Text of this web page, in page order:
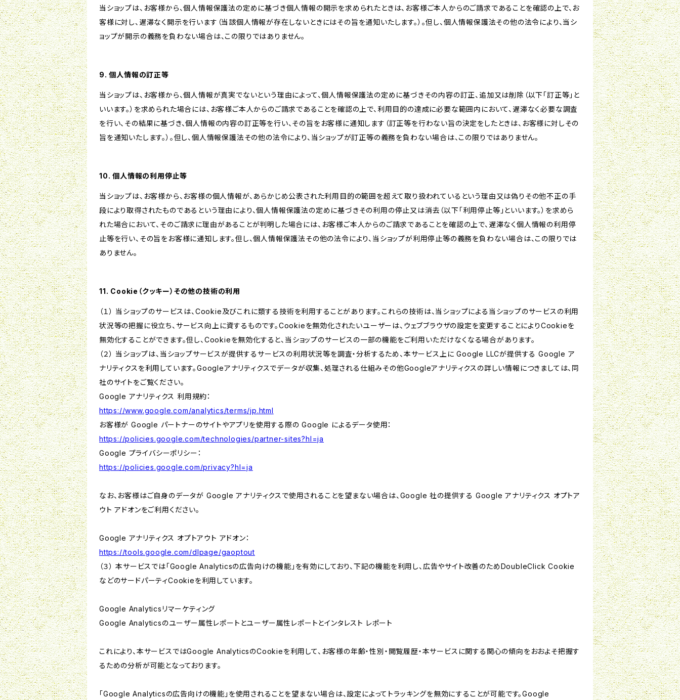
当ショップは、お客様から、個人情報保護法の定めに基づき個人情報の開示を求められたときは、お客様ご本人からのご請求であることを確認の上で、お
客様に対し、遅滞なく開示を行います（当該個人情報が存在しないときにはその旨を通知いたします。）。但し、個人情報保護法その他の法令により、当シ
ョップが開示の義務を負わない場合は、この限りではありません。
9. 個人情報の訂正等
当ショップは、お客様から、個人情報が真実でないという理由によって、個人情報保護法の定めに基づきその内容の訂正、追加又は削除（以下「訂正等」と
いいます。）を求められた場合には、お客様ご本人からのご請求であることを確認の上で、利用目的の達成に必要な範囲内において、遅滞なく必要な調査
を行い、その結果に基づき、個人情報の内容の訂正等を行い、その旨をお客様に通知します（訂正等を行わない旨の決定をしたときは、お客様に対しその
旨を通知いたします。）。但し、個人情報保護法その他の法令により、当ショップが訂正等の義務を負わない場合は、この限りではありません。
10. 個人情報の利用停止等
当ショップは、お客様から、お客様の個人情報が、あらかじめ公表された利用目的の範囲を超えて取り扱われているという理由又は偽りその他不正の手
段により取得されたものであるという理由により、個人情報保護法の定めに基づきその利用の停止又は消去（以下「利用停止等」といいます。）を求めら
れた場合において、そのご請求に理由があることが判明した場合には、お客様ご本人からのご請求であることを確認の上で、遅滞なく個人情報の利用停
止等を行い、その旨をお客様に通知します。但し、個人情報保護法その他の法令により、当ショップが利用停止等の義務を負わない場合は、この限りでは
ありません。
11. Cookie（クッキー）その他の技術の利用
（１） 当ショップのサービスは、Cookie及びこれに類する技術を利用することがあります。これらの技術は、当ショップによる当ショップのサービスの利用
状況等の把握に役立ち、サービス向上に資するものです。Cookieを無効化されたいユーザーは、ウェブブラウザの設定を変更することによりCookieを
無効化することができます。但し、Cookieを無効化すると、当ショップのサービスの一部の機能をご利用いただけなくなる場合があります。
（２） 当ショップは、当ショップサービスが提供するサービスの利用状況等を調査・分析するため、本サービス上に Google LLCが提供する Google ア
ナリティクスを利用しています。Googleアナリティクスでデータが収集、処理される仕組みその他Googleアナリティクスの詳しい情報につきましては、同
社のサイトをご覧ください。
Google アナリティクス 利用規約：
https://www.google.com/analytics/terms/jp.html
お客様が Google パートナーのサイトやアプリを使用する際の Google によるデータ使用：
https://policies.google.com/technologies/partner-sites?hl=ja
Google プライバシーポリシー：
https://policies.google.com/privacy?hl=ja
なお、お客様はご自身のデータが Google アナリティクスで使用されることを望まない場合は、Google 社の提供する Google アナリティクス オプトア
ウト アドオンをご利用ください。
Google アナリティクス オプトアウト アドオン：
https://tools.google.com/dlpage/gaoptout
（３） 本サービスでは「Google Analyticsの広告向けの機能」を有効にしており、下記の機能を利用し、広告やサイト改善のためDoubleClick Cookie
などのサードパーティCookieを利用しています。
Google Analyticsリマーケティング
Google Analyticsのユーザー属性レポートとユーザー属性レポートとインタレスト レポート
これにより、本サービスではGoogle AnalyticsのCookieを利用して、お客様の年齢・性別・閲覧履歴・本サービスに関する関心の傾向をおおよそ把握す
るための分析が可能となっております。
「Google Analyticsの広告向けの機能」を使用されることを望まない場合は、設定によってトラッキングを無効にすることが可能です。Google